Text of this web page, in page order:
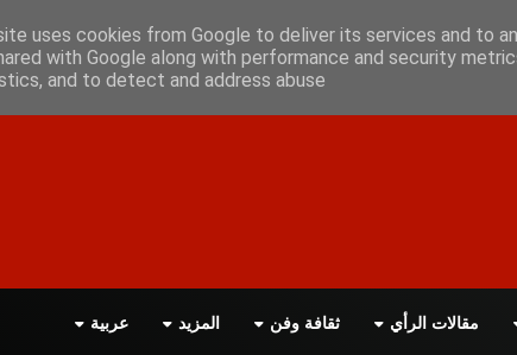
اتصل بنا اقرأ الصحيفة PDF
مقالات الرأي ثقافة وفن المزيد عربية
uses cookies from Google to deliver its services and to
with Google along with performance and security
and to detect and address abuse.